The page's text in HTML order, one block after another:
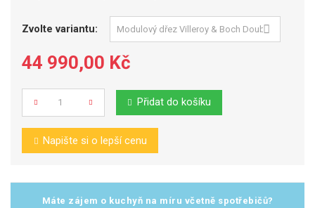
Zvolte variantu:
44 990,00 Kč
Počet Přidat do košíku
Napište si o lepší cenu
Máte zájem o kuchyň na míru včetně spotřebičů?